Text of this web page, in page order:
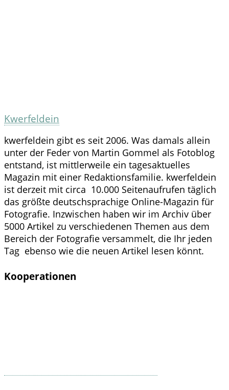
Kwerfeldein
kwerfeldein gibt es seit 2006. Was damals allein
unter der Feder von Martin Gommel als Fotoblog
entstand, ist mittlerweile ein tagesaktuelles
Magazin mit einer Redaktionsfamilie. kwerfeldein
ist derzeit mit circa 10.000 Seitenaufrufen täglich
das größte deutschsprachige Online-Magazin für
Fotografie. Inzwischen haben wir im Archiv über
5000 Artikel zu verschiedenen Themen aus dem
Bereich der Fotografie versammelt, die Ihr jeden
Tag ebenso wie die neuen Artikel lesen könnt.
Kooperationen